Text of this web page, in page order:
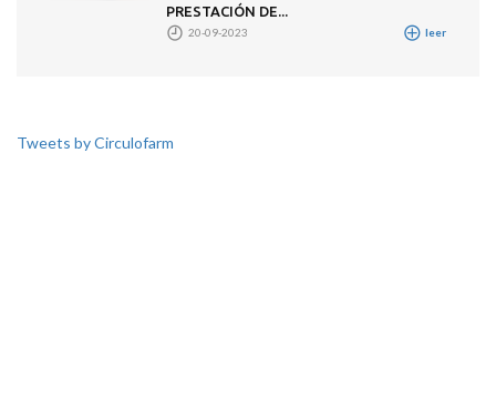
PRESTACIÓN DE...
20-09-2023 leer
Tweets by Circulofarm